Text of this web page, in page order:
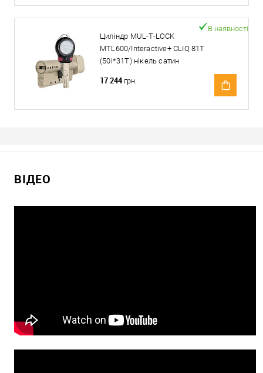
Циліндр MUL-T-LOCK
MTL600/Interactive+ CLIQ 81T
(50i*31T) нікель сатин
В наявності
17 244 грн.
ВІДЕО